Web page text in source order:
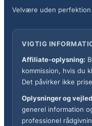
Velvære uden perfektion
VIGTIG
Affiliate-oplysning:
kommission, hvis du
Det påvirker ikke
Oplysninger og
generel information
professionel